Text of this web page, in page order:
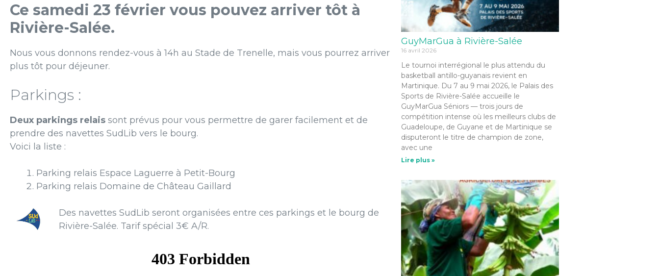
Ce samedi 23 février vous pouvez arriver tôt à
Rivière-Salée.
Nous vous donnons rendez-vous à 14h au Stade de Trenelle, mais vous pourrez arriver
plus tôt pour déjeuner.
Parkings :
Deux parkings relais sont prévus pour vous permettre de garer facilement et de
prendre des navettes SudLib vers le bourg.
Voici la liste :
Parking relais Espace Laguerre à Petit-Bourg
Parking relais Domaine de Château Gaillard
Des navettes SudLib seront organisées entre ces parkings et le bourg de
Rivière-Salée. Tarif spécial 3€ A/R.
GuyMarGua à Rivière-Salée
16 avril 2026
Le tournoi interrégional le plus attendu du
basketball antillo-guyanais revient en
Martinique. Du 7 au 9 mai 2026, le Palais des
Sports de Rivière-Salée accueille le
GuyMarGua Séniors — trois jours de
compétition intense où les meilleurs clubs de
Guadeloupe, de Guyane et de Martinique se
disputeront le titre de champion de zone,
avec une
Lire plus »